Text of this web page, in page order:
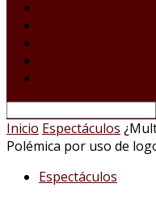
Inicio Espectáculos
Polémica por uso de
Espectáculos